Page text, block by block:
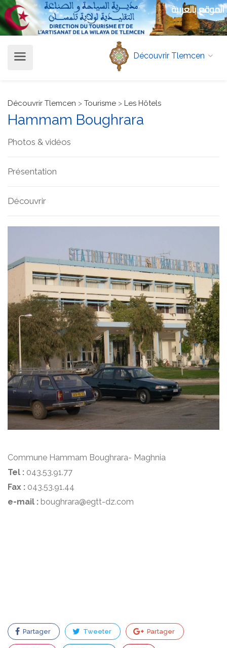
الموقع بالعربية
Découvrir Tlemcen
Découvrir Tlemcen > Tourisme > Les Hôtels
Hammam Boughrara
Photos & vidéos
Présentation
Découvrir
Commune Hammam Boughrara- Maghnia
Tel : 043.53.91.77
Fax : 043.53.91.44
e-mail : boughrara@egtt-dz.com
Partager Tweeter Partager